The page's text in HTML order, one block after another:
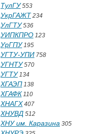
ТулГУ553
УкрГАЖТ 234
УлГТУ536
УИПКПРО 123
УрГПУ195
УГТУ-УПИ 758
УГНТУ570
УГТУ134
ХГАЭП 138
ХГАФК 110
ХНАГХ 407
ХНУВД 512
ХНУ им. Каразина 305